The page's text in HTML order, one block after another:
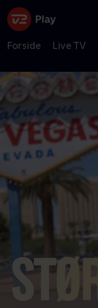
Forside Live TV